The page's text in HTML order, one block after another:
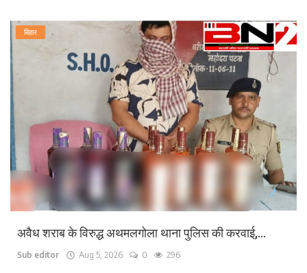
बिहार
अवैध शराब के विरुद्ध अथमलगोला थाना पुलिस की करवाई,...
Sub editor Aug 5, 2026 0 296